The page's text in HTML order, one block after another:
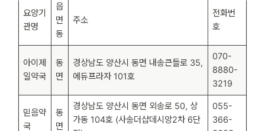
요양기
관명
읍
면
동
주소
전화번
호
아이제
일약국
동
면
경상남도 양산시 동면 내송큰들로 35,
에듀프라자 101호
070-
8880-
3219
믿음약
국
동
면
경상남도 양산시 동면 외송로 50, 상
가동 104호 (사송더샵데시앙2차 6단
055-
366-